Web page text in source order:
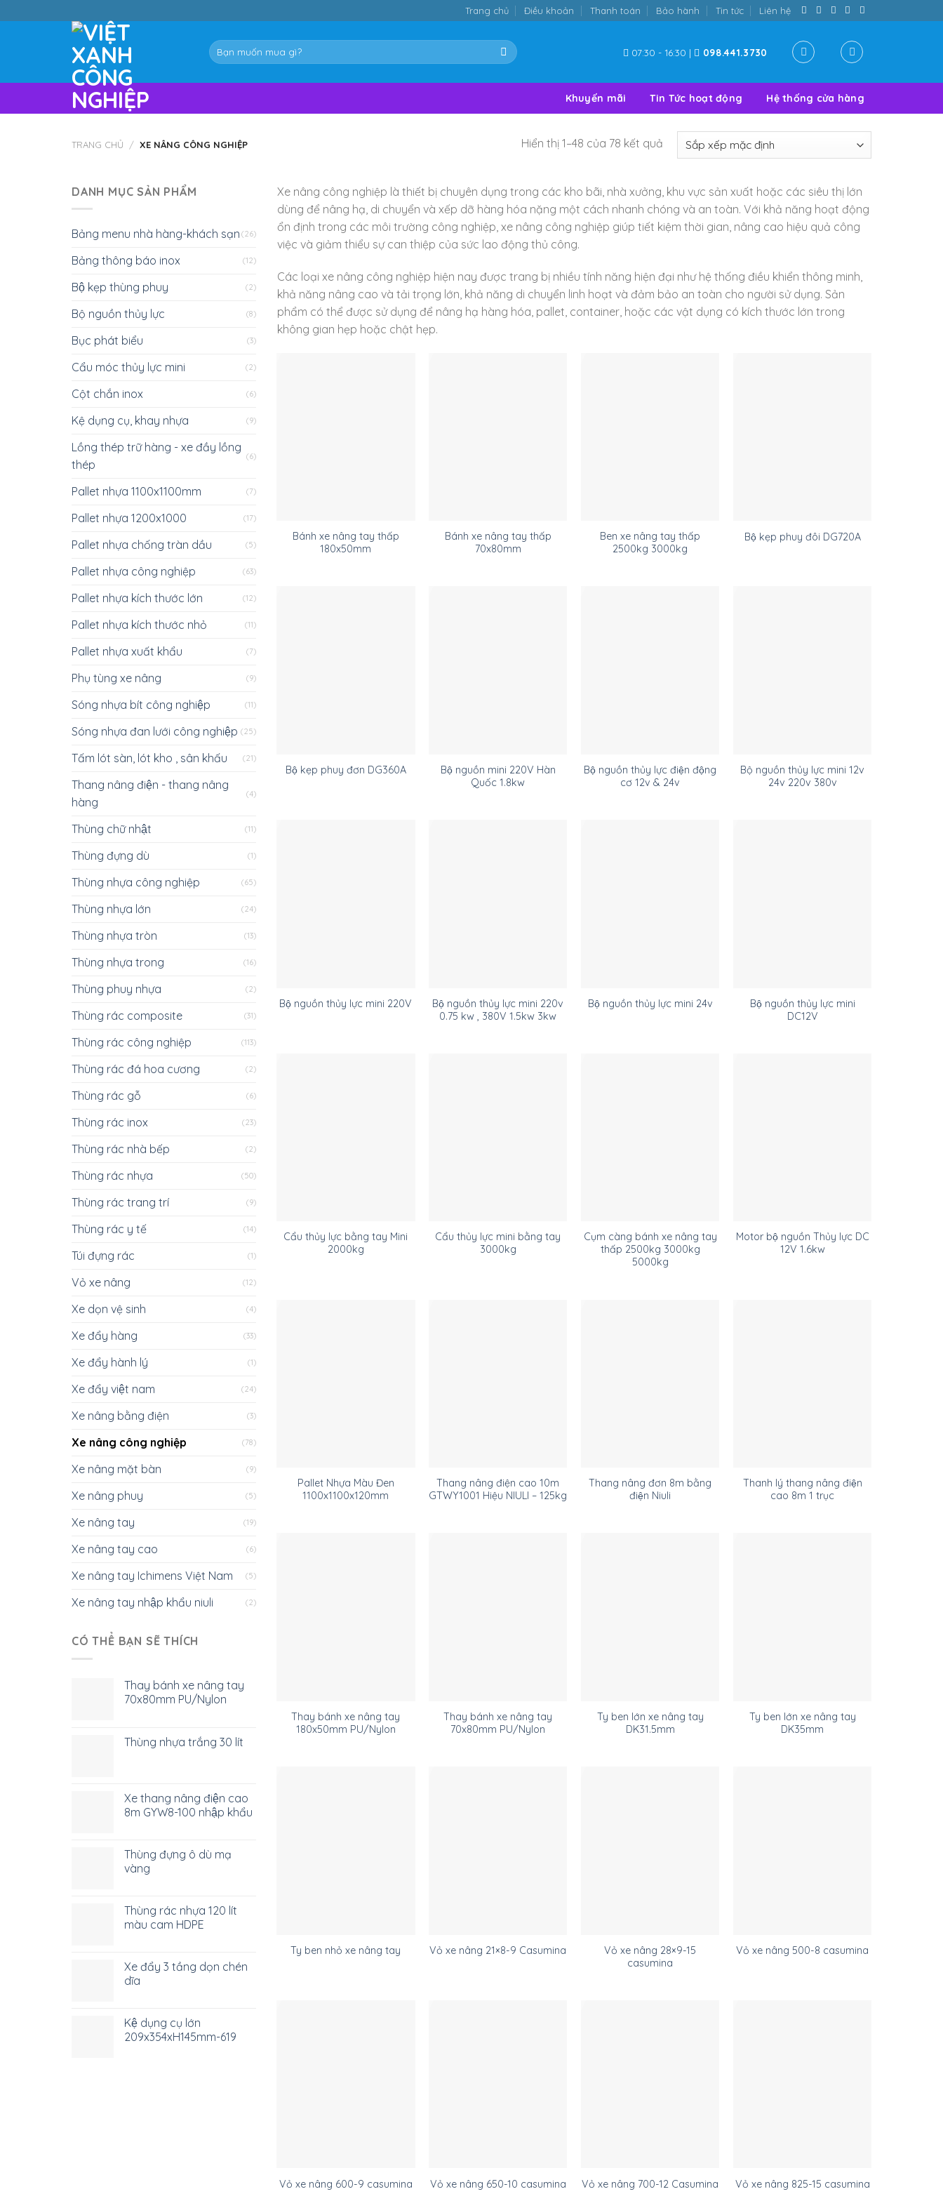
to
Trang chủ Điều khoản Thanh toán Bảo hành Tin tức Liên hệ
Tìm
kiếm:
07:30 - 16:30 | 098.441.3730
Khuyến mãi Tin Tức hoạt động Hệ thống cửa hàng
TRANG CHỦ / XE NÂNG CÔNG NGHIỆP Hiển thị 1–48 của 78 kết quả
DANH MỤC SẢN PHẨM
Bảng menu nhà hàng-khách sạn (26)
Bảng thông báo inox (12)
Bộ kẹp thùng phuy (2)
Bộ nguồn thủy lực (8)
Bục phát biểu (3)
Cẩu móc thủy lực mini (2)
Cột chắn inox (6)
Kệ dụng cụ, khay nhựa (9)
Lồng thép trữ hàng - xe đầy lồng
thép
(6)
Pallet nhựa 1100x1100mm (7)
Pallet nhựa 1200x1000 (17)
Pallet nhựa chống tràn dầu (5)
Pallet nhựa công nghiệp (63)
Pallet nhựa kích thước lớn (12)
Pallet nhựa kích thước nhỏ (11)
Pallet nhựa xuất khẩu (7)
Phụ tùng xe nâng (9)
Sóng nhựa bít công nghiệp (11)
Sóng nhựa đan lưới công nghiệp (25)
Tấm lót sàn, lót kho , sân khấu (21)
Thang nâng điện - thang nâng
hàng
(4)
Thùng chữ nhật (11)
Thùng đựng dù (1)
Thùng nhựa công nghiệp (65)
Thùng nhựa lớn (24)
Thùng nhựa tròn (13)
Thùng nhựa trong (16)
Thùng phuy nhựa (2)
Thùng rác composite (31)
Thùng rác công nghiệp (113)
Thùng rác đá hoa cương (2)
Thùng rác gỗ (6)
Thùng rác inox (23)
Thùng rác nhà bếp (2)
Thùng rác nhựa (50)
Thùng rác trang trí (9)
Thùng rác y tế (14)
Túi đựng rác (1)
Vỏ xe nâng (12)
Xe dọn vệ sinh (4)
Xe đẩy hàng (33)
Xe đẩy hành lý (1)
Xe đẩy việt nam (24)
Xe nâng bằng điện (3)
Xe nâng công nghiệp (78)
Xe nâng mặt bàn (9)
Xe nâng phuy (5)
Xe nâng tay (19)
Xe nâng tay cao (6)
Xe nâng tay Ichimens Việt Nam (5)
Xe nâng tay nhập khẩu niuli (2)
CÓ THỂ BẠN SẼ THÍCH
Thay bánh xe nâng tay
70x80mm PU/Nylon
Thùng nhựa trắng 30 lít
Xe thang nâng điện cao
8m GYW8-100 nhập khẩu
Thùng đựng ô dù mạ
vàng
Thùng rác nhựa 120 lít
màu cam HDPE
Xe đẩy 3 tầng dọn chén
dĩa
Kệ dụng cụ lớn
209x354xH145mm-619
Xe nâng công nghiệp là thiết bị chuyên dụng trong các kho bãi, nhà xưởng, khu vực sản xuất hoặc các siêu thị lớn
dùng để nâng hạ, di chuyển và xếp dỡ hàng hóa nặng một cách nhanh chóng và an toàn. Với khả năng hoạt động
ổn định trong các môi trường công nghiệp, xe nâng công nghiệp giúp tiết kiệm thời gian, nâng cao hiệu quả công
việc và giảm thiểu sự can thiệp của sức lao động thủ công.
Các loại xe nâng công nghiệp hiện nay được trang bị nhiều tính năng hiện đại như hệ thống điều khiển thông minh,
khả năng nâng cao và tải trọng lớn, khả năng di chuyển linh hoạt và đảm bảo an toàn cho người sử dụng. Sản
phẩm có thể được sử dụng để nâng hạ hàng hóa, pallet, container, hoặc các vật dụng có kích thước lớn trong
không gian hẹp hoặc chật hẹp.
Bánh xe nâng tay thấp
180x50mm
Bánh xe nâng tay thấp
70x80mm
Ben xe nâng tay thấp
2500kg 3000kg
Bộ kẹp phuy đôi DG720A
Bộ kẹp phuy đơn DG360A
Bộ nguồn mini 220V Hàn
Quốc 1.8kw
Bộ nguồn thủy lực điện động
cơ 12v & 24v
Bộ nguồn thủy lực mini 12v
24v 220v 380v
Bộ nguồn thủy lực mini 220V
Bộ nguồn thủy lực mini 220v
0.75 kw , 380V 1.5kw 3kw
Bộ nguồn thủy lực mini 24v
Bộ nguồn thủy lực mini
DC12V
Cẩu thủy lực bằng tay Mini
2000kg
Cẩu thủy lực mini bằng tay
3000kg
Cụm càng bánh xe nâng tay
thấp 2500kg 3000kg
5000kg
Motor bộ nguồn Thủy lực DC
12V 1.6kw
Pallet Nhựa Màu Đen
1100x1100x120mm
Thang nâng điện cao 10m
GTWY1001 Hiệu NIULI – 125kg
Thang nâng đơn 8m bằng
điện Niuli
Thanh lý thang nâng điện
cao 8m 1 trục
Thay bánh xe nâng tay
180x50mm PU/Nylon
Thay bánh xe nâng tay
70x80mm PU/Nylon
Ty ben lớn xe nâng tay
DK31.5mm
Ty ben lớn xe nâng tay
DK35mm
Ty ben nhỏ xe nâng tay Vỏ xe nâng 21×8-9 Casumina
Vỏ xe nâng 28×9-15
casumina
Vỏ xe nâng 500-8 casumina
Vỏ xe nâng 600-9 casumina Vỏ xe nâng 650-10 casumina Vỏ xe nâng 700-12 Casumina Vỏ xe nâng 825-15 casumina